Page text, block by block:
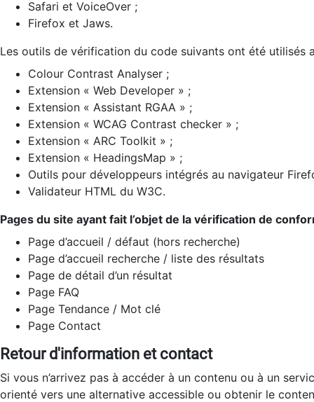
Safari et VoiceOver ;
Firefox et Jaws.
Les outils de vérification du code suivants ont été utilisés
Colour Contrast Analyser ;
Extension « Web Developer » ;
Extension « Assistant RGAA » ;
Extension « WCAG Contrast checker » ;
Extension « ARC Toolkit » ;
Extension « HeadingsMap » ;
Outils pour développeurs intégrés au navigateur
Validateur HTML du W3C.
Pages du site ayant fait l’objet de la vérification de
Page d’accueil / défaut (hors recherche)
Page d’accueil recherche / liste des résultats
Page de détail d’un résultat
Page FAQ
Page Tendance / Mot clé
Page Contact
Retour d'information et contact
Si vous n’arrivez pas à accéder à un contenu ou à un
orienté vers une alternative accessible ou obtenir le